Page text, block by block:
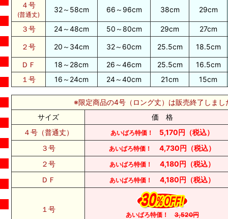
４号
(普通丈)
32～58cm 66～96cm 38cm 29cm
３号 24～48cm 50～80cm 29cm 27cm
２号 20～34cm 32～60cm 25.5cm 18.5cm
ＤＦ 18～28cm 26～46cm 25.5cm
16.5cm
１号
16～24cm 24～40cm 21cm 15cm
※限定商品の4号（ロング丈）は販売終了し
サイズ
価 格
４号（普通丈）
あいばろ特価！ 5,170円（税込）
３号
あいばろ特価！
4,730円（税込）
２号
あいばろ特価！
4,180円（税込）
ＤＦ
あいばろ特価！ 4,180円（税込）
１号
あいばろ特価！3,520円